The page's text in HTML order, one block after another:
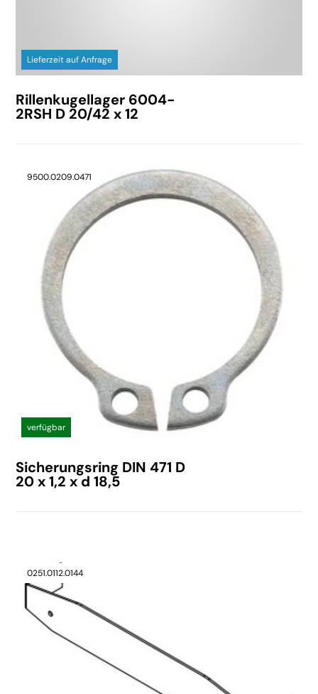
Lieferzeit auf Anfrage
Rillenkugellager 6004-
2RSH D 20/42 x 12
9500.0209.0471
verfügbar
Sicherungsring DIN 471 D
20 x 1,2 x d 18,5
0251.0112.0144